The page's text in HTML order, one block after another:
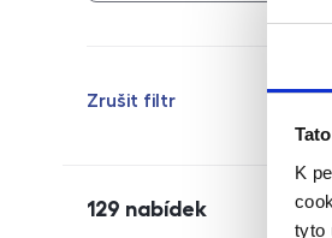
K
tyto
Zrušit filtr
129 nabídek